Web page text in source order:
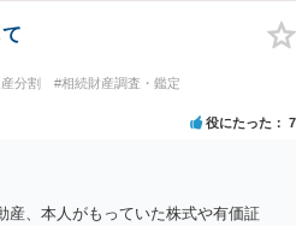
。 書かない方が良いと思うことは、遺
きさつを沢山盛り込むことだと考えま
ことに留める方が、裁判所や調停委員
いと思います)。
分割
#相続財産調査・鑑定
役にたった 7
産、本人がもっていた株式や有価証